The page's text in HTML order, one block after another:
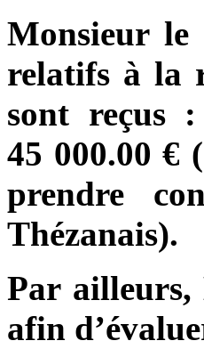
Monsieur le
relatifs à la
sont reçus
45 000.00 €
prendre
Thézanais).
Par ailleurs,
afin